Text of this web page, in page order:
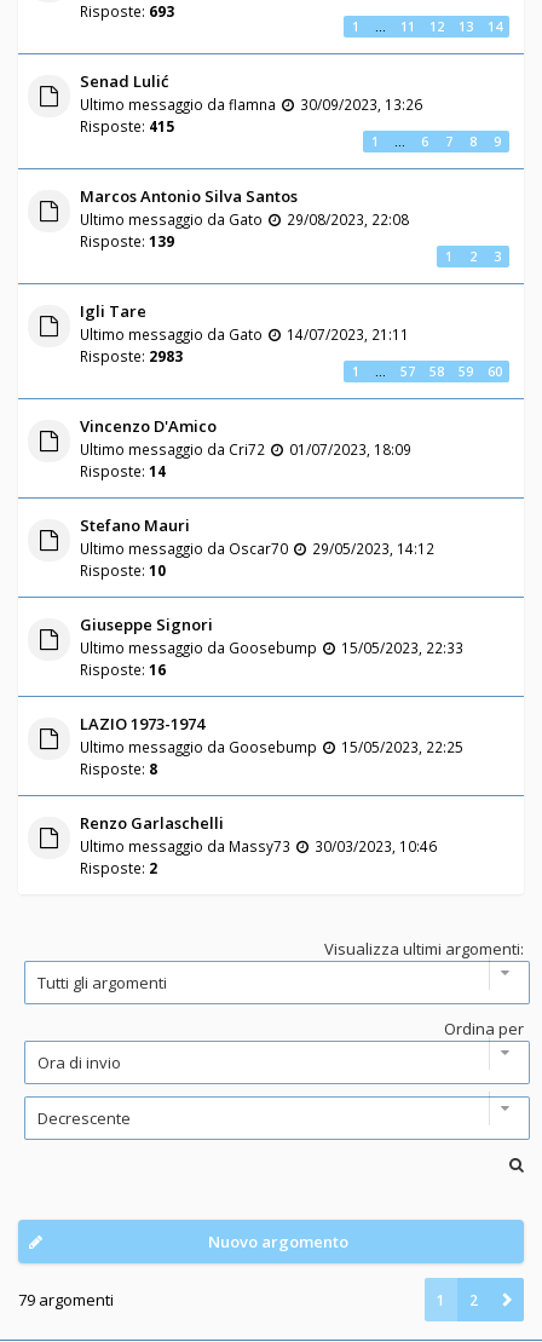
Risposte: 693
1 … 11 12 13 14
Senad Lulić
Ultimo messaggio da flamna
30/09/2023, 13:26
Risposte: 415
1 … 6 7 8 9
Marcos Antonio Silva Santos
Ultimo messaggio da Gato
29/08/2023, 22:08
Risposte: 139
1 2 3
Igli Tare
Ultimo messaggio da Gato
14/07/2023, 21:11
Risposte: 2983
1 … 57 58 59 60
Vincenzo D'Amico
Ultimo messaggio da Cri72
01/07/2023, 18:09
Risposte: 14
Stefano Mauri
Ultimo messaggio da Oscar70
29/05/2023, 14:12
Risposte: 10
Giuseppe Signori
Ultimo messaggio da Goosebump
15/05/2023, 22:33
Risposte: 16
LAZIO 1973-1974
Ultimo messaggio da Goosebump
15/05/2023, 22:25
Risposte: 8
Renzo Garlaschelli
Ultimo messaggio da Massy73
30/03/2023, 10:46
Risposte: 2
Visualizza ultimi argomenti:
Ordina per
Nuovo argomento
79 argomenti 1 2